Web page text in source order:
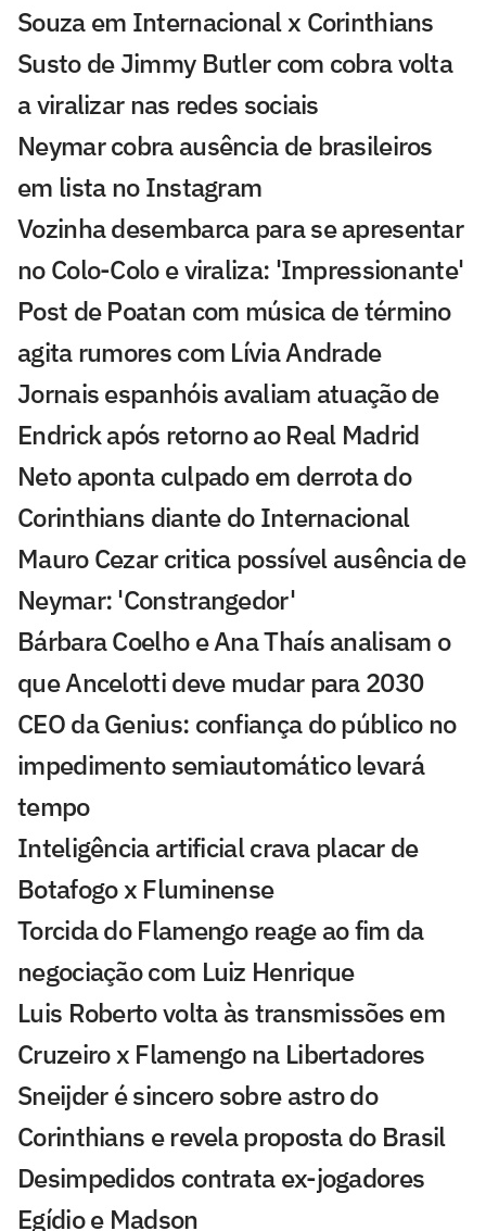
Souza em Internacional x Corinthians
Susto de Jimmy Butler com cobra volta
a viralizar nas redes sociais
Neymar cobra ausência de brasileiros
em lista no Instagram
Vozinha desembarca para se apresentar
no Colo-Colo e viraliza: 'Impressionante'
Post de Poatan com música de término
agita rumores com Lívia Andrade
Jornais espanhóis avaliam atuação de
Endrick após retorno ao Real Madrid
Neto aponta culpado em derrota do
Corinthians diante do Internacional
Mauro Cezar critica possível ausência de
Neymar: 'Constrangedor'
Bárbara Coelho e Ana Thaís analisam o
que Ancelotti deve mudar para 2030
CEO da Genius: confiança do público no
impedimento semiautomático levará
tempo
Inteligência artificial crava placar de
Botafogo x Fluminense
Torcida do Flamengo reage ao fim da
negociação com Luiz Henrique
Luis Roberto volta às transmissões em
Cruzeiro x Flamengo na Libertadores
Sneijder é sincero sobre astro do
Corinthians e revela proposta do Brasil
Desimpedidos contrata ex-jogadores
Egídio e Madson